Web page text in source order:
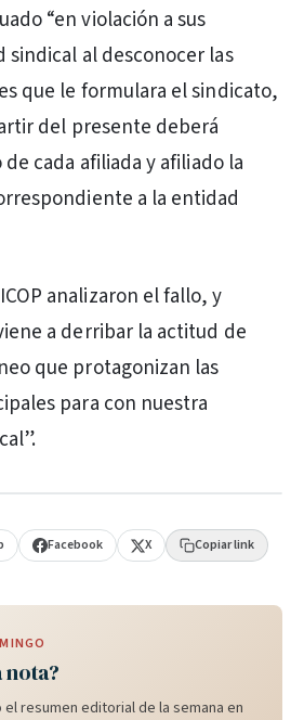
“en violación a sus
sindical al desconocer las
que le formulara el sindicato,
del presente deberá
cada afiliada y afiliado la
a la entidad
analizaron el fallo, y
a derribar la actitud de
que protagonizan las
para con nuestra
Facebook X Copiar link
nota?
resumen editorial de la semana en